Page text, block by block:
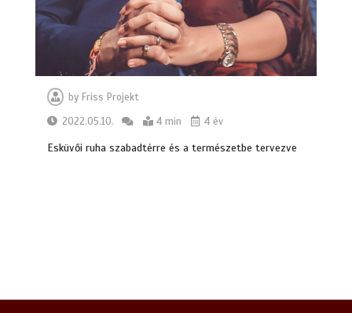
by Friss Projekt
2022.05.10.
4 min 4 év
Esküvői ruha szabadtérre és a természetbe tervezve
Hogyan lehet egyszerűvé tenni a
kárpittisztítás lépéseit?
7 min
Milyen előnyökkel jár a kerti szivattyú